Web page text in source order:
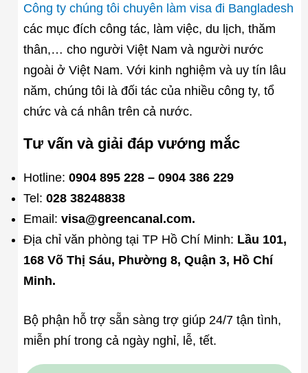
Công ty chúng tôi chuyên làm visa đi Bangladesh
các mục đích công tác, làm việc, du lịch, thăm
thân,… cho người Việt Nam và người nước
ngoài ở Việt Nam. Với kinh nghiệm và uy tín lâu
năm, chúng tôi là đối tác của nhiều công ty, tổ
chức và cá nhân trên cả nước.
Tư vấn và giải đáp vướng mắc
Hotline: 0904 895 228 – 0904 386 229
Tel: 028 38248838
Email: visa@greencanal.com.
Địa chỉ văn phòng tại TP Hồ Chí Minh: Lầu 101,
168 Võ Thị Sáu, Phường 8, Quận 3, Hồ Chí
Minh.
Bộ phận hỗ trợ sẵn sàng trợ giúp 24/7 tận tình,
miễn phí trong cả ngày nghỉ, lễ, tết.